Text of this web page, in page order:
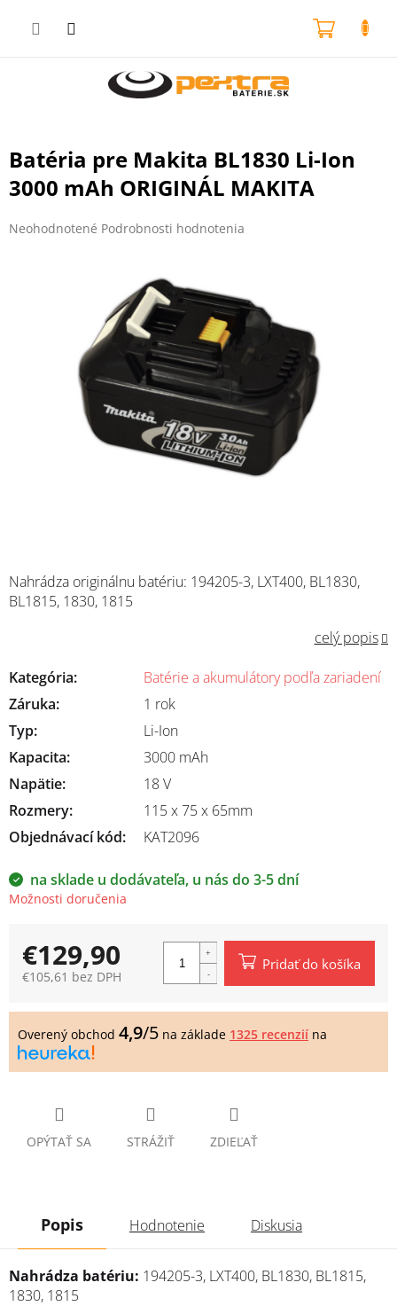
Batéria pre Makita BL1830 Li-Ion
3000 mAh ORIGINÁL MAKITA
Priemerné
Neohodnotené Podrobnosti hodnotenia
na sklade u dodávateľa, u nás do 3-5 dní
Možnosti doručenia
Nahrádza originálnu batériu: 194205-3, LXT400, BL1830,
BL1815, 1830, 1815
celý popis
OPÝTAŤ SA STRÁŽIŤ ZDIEĽAŤ
Kategória:
Batérie a akumulátory podľa zariadení
Záruka:
1 rok
Typ:
Li-Ion
Kapacita:
3000 mAh
Napätie:
18 V
Rozmery:
115 x 75 x 65mm
Objednávací kód:
KAT2096
€129,90
€105,61 bez DPH
cena:
Pridať do košíka
Overený obchod 4,9/5 na základe 1325 recenzií na
Popis Hodnotenie Diskusia
Nahrádza batériu: 194205-3, LXT400, BL1830, BL1815,
1830, 1815